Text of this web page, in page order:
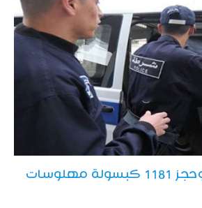
توقيف شخصين وحجز 1181 كبسولة مهلوسات